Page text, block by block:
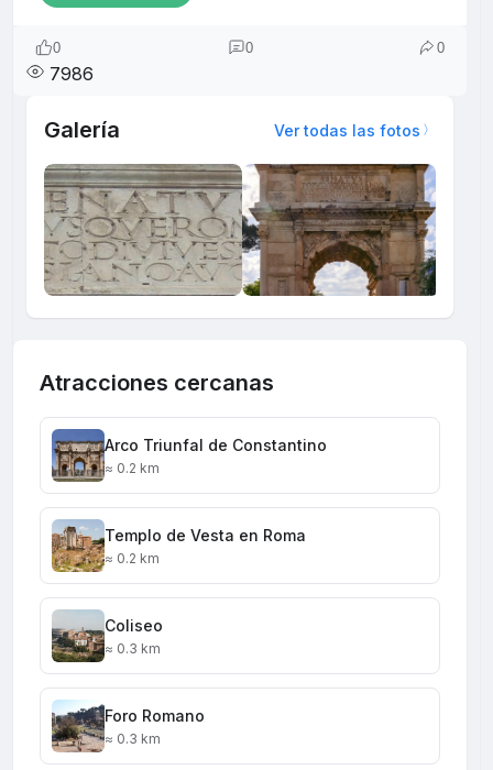
0 0 0
7986
Galería Ver todas las fotos
Atracciones cercanas
Arco Triunfal de Constantino
≈ 0.2 km
Templo de Vesta en Roma
≈ 0.2 km
Coliseo
≈ 0.3 km
Foro Romano
≈ 0.3 km